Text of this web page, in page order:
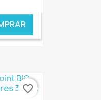
favorite_border